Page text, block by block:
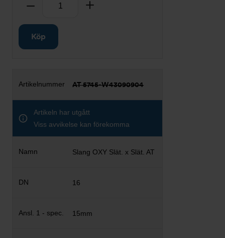
Ta bort
Köp
AT 5745-W43090904
Artikeln har utgått
Viss avvikelse kan förekomma
Slang OXY Slät. x Slät. AT
16
15mm